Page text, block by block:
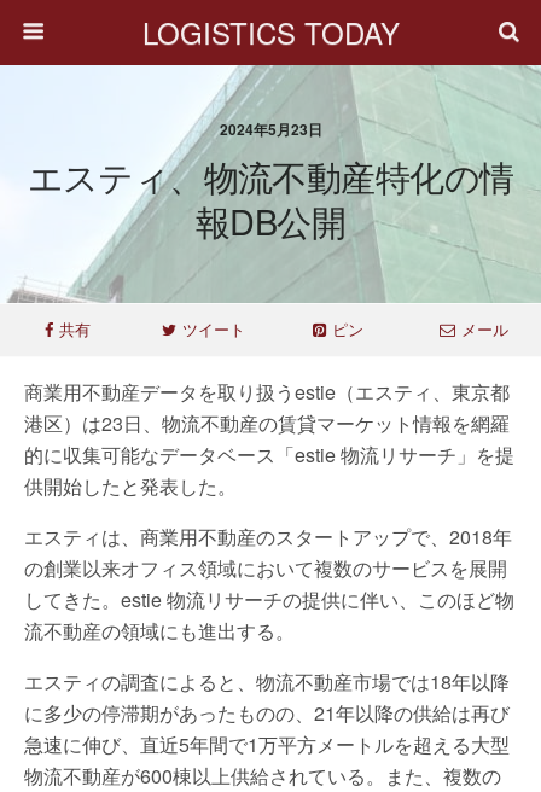
LOGISTICS TODAY
2024年5月23日
エスティ、物流不動産特化の情
報DB公開
共有 ツイート ピン メール
商業用不動産データを取り扱うestie（エスティ、東京都
港区）は23日、物流不動産の賃貸マーケット情報を網羅
的に収集可能なデータベース「estie 物流リサーチ」を提
供開始したと発表した。
エスティは、商業用不動産のスタートアップで、2018年
の創業以来オフィス領域において複数のサービスを展開
してきた。estie 物流リサーチの提供に伴い、このほど物
流不動産の領域にも進出する。
エスティの調査によると、物流不動産市場では18年以降
に多少の停滞期があったものの、21年以降の供給は再び
急速に伸び、直近5年間で1万平方メートルを超える大型
物流不動産が600棟以上供給されている。また、複数の